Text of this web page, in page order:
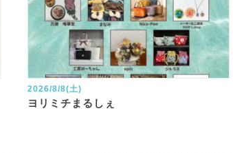
2026/8/8(土)
ヨリミチまるしぇ